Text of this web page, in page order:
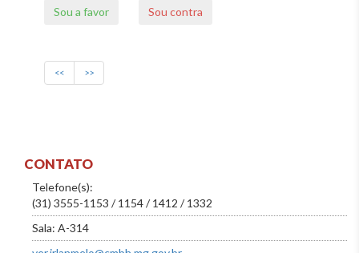
Sou a favor Sou contra
<< >>
CONTATO
Telefone(s):
(31) 3555-1153 / 1154 / 1412 / 1332
Sala: A-314